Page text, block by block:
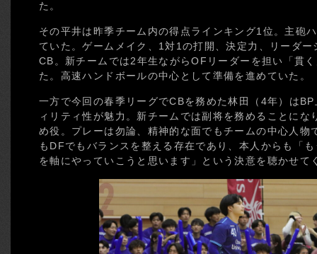
た。
その平井は昨季チーム内の得点ラインキング1位。主砲
ていた。ゲームメイク、1対1の打開、決定力、リーダ
CB。新チームでは2年生ながらOFリーダーを担い「貫
た。高速ハンドボールの中心として準備を進めていた。
一方で今回の春季リーグでCBを務めた林田（4年）は
ィリティ性が魅力。新チームでは副将を務めることに
め役。プレーは勿論、精神的な面でもチームの中心人物
もDFでもバランスを整える存在であり、本人からも「
を軸にやっていこうと思います」という決意を聴かせて